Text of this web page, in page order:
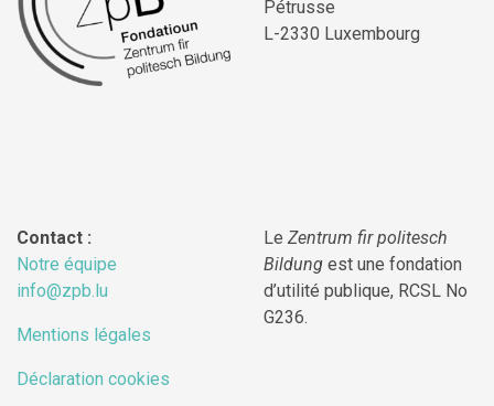
Pétrusse
L-2330 Luxembourg
Contact :
Notre équipe
info@zpb.lu
Mentions légales
Déclaration cookies
Le Zentrum fir politesch
Bildung est une fondation
d’utilité publique, RCSL No
G236.